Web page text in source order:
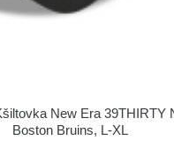
New Era 39THIRTY
Boston Bruins, L-XL